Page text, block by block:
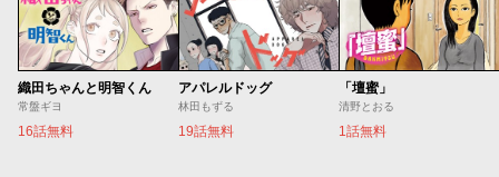
織田ちゃんと明智くん
常盤ギヨ
16話無料
アパレルドッグ
林田もずる
19話無料
「壇蜜」
清野とおる
1話無料